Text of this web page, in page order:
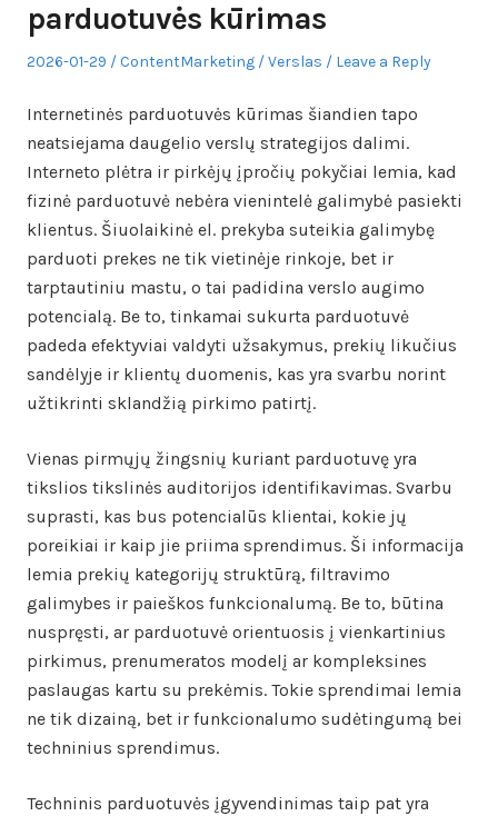
parduotuvės kūrimas
Posted
2026-01-29 Author
ContentMarketing
Posted
Verslas Leave a Reply
Internetinės parduotuvės kūrimas šiandien tapo
neatsiejama daugelio verslų strategijos dalimi.
Interneto plėtra ir pirkėjų įpročių pokyčiai lemia, kad
fizinė parduotuvė nebėra vienintelė galimybė pasiekti
klientus. Šiuolaikinė el. prekyba suteikia galimybę
parduoti prekes ne tik vietinėje rinkoje, bet ir
tarptautiniu mastu, o tai padidina verslo augimo
potencialą. Be to, tinkamai sukurta parduotuvė
padeda efektyviai valdyti užsakymus, prekių likučius
sandėlyje ir klientų duomenis, kas yra svarbu norint
užtikrinti sklandžią pirkimo patirtį.
Vienas pirmųjų žingsnių kuriant parduotuvę yra
tikslios tikslinės auditorijos identifikavimas. Svarbu
suprasti, kas bus potencialūs klientai, kokie jų
poreikiai ir kaip jie priima sprendimus. Ši informacija
lemia prekių kategorijų struktūrą, filtravimo
galimybes ir paieškos funkcionalumą. Be to, būtina
nuspręsti, ar parduotuvė orientuosis į vienkartinius
pirkimus, prenumeratos modelį ar kompleksines
paslaugas kartu su prekėmis. Tokie sprendimai lemia
ne tik dizainą, bet ir funkcionalumo sudėtingumą bei
techninius sprendimus.
Techninis parduotuvės įgyvendinimas taip pat yra